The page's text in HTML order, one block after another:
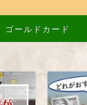
ゴールドカード